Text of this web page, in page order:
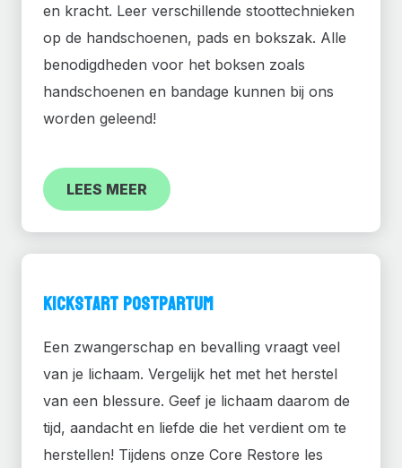
en kracht. Leer verschillende stoottechnieken
op de handschoenen, pads en bokszak. Alle
benodigdheden voor het boksen zoals
handschoenen en bandage kunnen bij ons
worden geleend!
LEES MEER
Kickstart Postpartum
Een zwangerschap en bevalling vraagt veel
van je lichaam. Vergelijk het met het herstel
van een blessure. Geef je lichaam daarom de
tijd, aandacht en liefde die het verdient om te
herstellen! Tijdens onze Core Restore les